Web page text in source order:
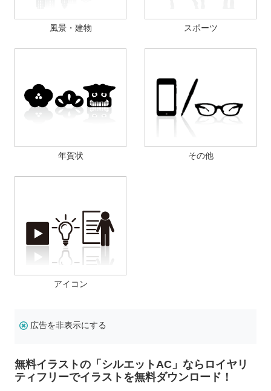
風景・建物 スポーツ
年賀状 その他
アイコン
広告を非表示にする
無料イラストの「シルエットAC」ならロイヤリ
ティフリーでイラストを無料ダウンロード！